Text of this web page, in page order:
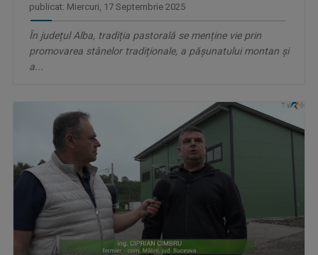
publicat: Miercuri, 17 Septembrie 2025
În județul Alba, tradiția pastorală se menține vie prin
promovarea stânelor tradiționale, a pășunatului montan și
a...